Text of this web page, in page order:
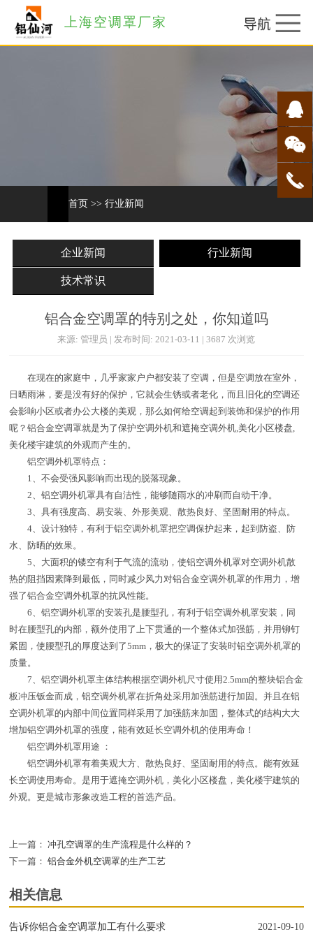
上海空调罩厂家
首页 >> 行业新闻
企业新闻 行业新闻
技术常识
铝合金空调罩的特别之处，你知道吗
来源: 管理员 | 发布时间: 2021-03-11 | 3687 次浏览
在现在的家庭中，几乎家家户户都安装了空调，但是空调放在室外，
日晒雨淋，要是没有好的保护，它就会生锈或者老化，而且旧化的空调还
会影响小区或者办公大楼的美观，那么如何给空调起到装饰和保护的作用
呢？铝合金空调罩就是为了保护空调外机和遮掩空调外机,美化小区楼盘,
美化楼宇建筑的外观而产生的。
铝空调外机罩特点：
1、不会受强风影响而出现的脱落现象。
2、铝空调外机罩具有自洁性，能够随雨水的冲刷而自动干净。
3、具有强度高、易安装、外形美观、散热良好、坚固耐用的特点。
4、设计独特，有利于铝空调外机罩把空调保护起来，起到防盗、防
水、防晒的效果。
5、大面积的镂空有利于气流的流动，使铝空调外机罩对空调外机散
热的阻挡因素降到最低，同时减少风力对铝合金空调外机罩的作用力，增
强了铝合金空调外机罩的抗风性能。
6、铝空调外机罩的安装孔是腰型孔，有利于铝空调外机罩安装，同
时在腰型孔的内部，额外使用了上下贯通的一个整体式加强筋，并用铆钉
紧固，使腰型孔的厚度达到了5mm，极大的保证了安装时铝空调外机罩的
质量。
7、铝空调外机罩主体结构根据空调外机尺寸使用2.5mm的整块铝合金
板冲压钣金而成，铝空调外机罩在折角处采用加强筋进行加固。并且在铝
空调外机罩的内部中间位置同样采用了加强筋来加固，整体式的结构大大
增加铝空调外机罩的强度，能有效延长空调外机的使用寿命！
铝空调外机罩用途 ：
铝空调外机罩有着美观大方、散热良好、坚固耐用的特点。能有效延
长空调使用寿命。是用于遮掩空调外机，美化小区楼盘，美化楼宇建筑的
外观。更是城市形象改造工程的首选产品。
上一篇： 冲孔空调罩的生产流程是什么样的？
下一篇： 铝合金外机空调罩的生产工艺
相关信息
2021-09-10
告诉你铝合金空调罩加工有什么要求